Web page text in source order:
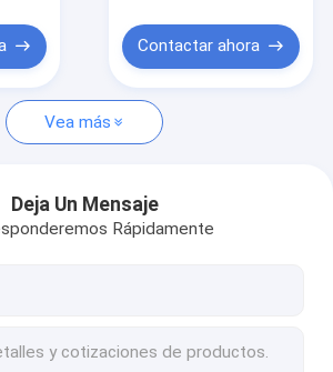
del aeropuerto
del pasajero
particulares de alta
calidad
Contactar ahora
Vea más
Deja Un Mensaje
Rápidamente